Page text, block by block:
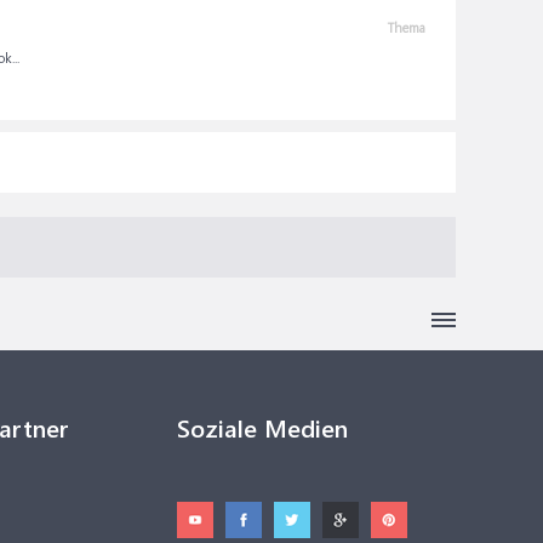
Thema
Soziale Medien